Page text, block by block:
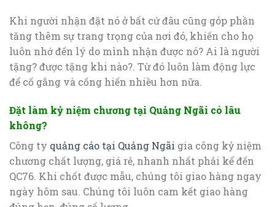
Khi người nhận đặt nó ở bất cứ đâu cũng góp phần
tăng thêm sự trang trọng của nơi đó, khiến cho họ
luôn nhớ đến lý do mình nhận được nó? Ai là người
tặng? được tặng khi nào?. Từ đó luôn làm động lực
để cố gắng và cống hiến nhiều hơn nữa.
Đặt làm kỷ niệm chương tại Quảng Ngãi có lâu
không?
Công ty quảng cáo tại Quảng Ngãi gia công kỷ niệm
chương chất lượng, giá rẻ, nhanh nhất phải kể đến
QC76. Khi chốt được mẫu, chúng tôi giao hàng ngay
ngày hôm sau. Chúng tôi luôn cam kết giao hàng